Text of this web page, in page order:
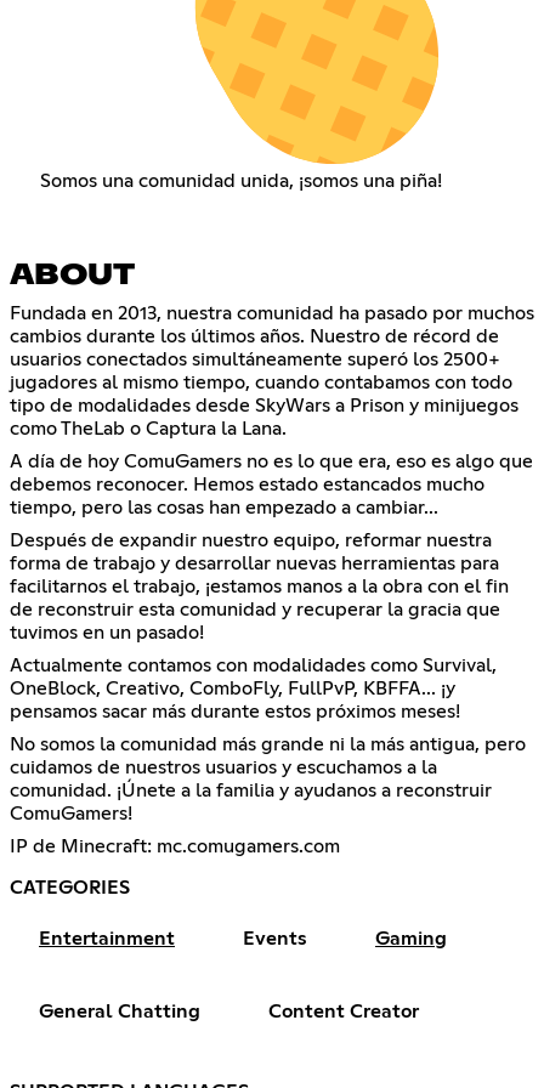
Somos una comunidad unida, ¡somos una piña!
ABOUT
Fundada en 2013, nuestra comunidad ha pasado por muchos
cambios durante los últimos años. Nuestro de récord de
usuarios conectados simultáneamente superó los 2500+
jugadores al mismo tiempo, cuando contabamos con todo
tipo de modalidades desde SkyWars a Prison y minijuegos
como TheLab o Captura la Lana.
A día de hoy ComuGamers no es lo que era, eso es algo que
debemos reconocer. Hemos estado estancados mucho
tiempo, pero las cosas han empezado a cambiar...
Después de expandir nuestro equipo, reformar nuestra
forma de trabajo y desarrollar nuevas herramientas para
facilitarnos el trabajo, ¡estamos manos a la obra con el fin
de reconstruir esta comunidad y recuperar la gracia que
tuvimos en un pasado!
Actualmente contamos con modalidades como Survival,
OneBlock, Creativo, ComboFly, FullPvP, KBFFA... ¡y
pensamos sacar más durante estos próximos meses!
No somos la comunidad más grande ni la más antigua, pero
cuidamos de nuestros usuarios y escuchamos a la
comunidad. ¡Únete a la familia y ayudanos a reconstruir
ComuGamers!
IP de Minecraft: mc.comugamers.com
CATEGORIES
Entertainment Events Gaming
General Chatting Content Creator